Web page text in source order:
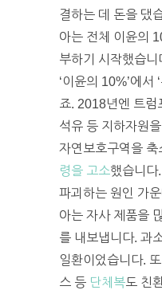
결하는 데 돈을 댔
아는 전체 이윤의
부하기 시작했습
‘이윤의 10%’에서
죠. 2018년엔 트럼
석유 등 지하자원
자연보호구역을
령을 고소했습니다
파괴하는 원인 가
아는 자사 제품을
를 내보냅니다. 과
일환이었습니다.
스 등 단체복도 친